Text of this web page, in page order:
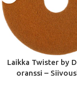
Laikka Twister by
oranssi –